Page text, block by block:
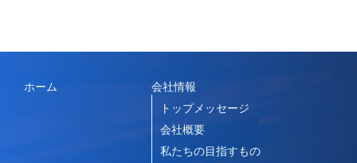
ホーム
会社情報
トップメッセージ
会社概要
私たちの目指すもの